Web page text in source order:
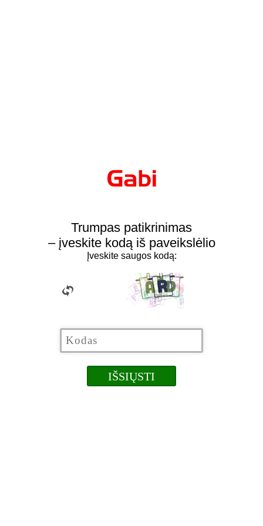
Trumpas patikrinimas
– įveskite kodą iš paveikslėlio
Įveskite saugos kodą: